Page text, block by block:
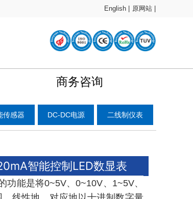
English | 原网站 |
商务咨询
传感器 DC-DC电源 二线制仪表
智能控制LED数显表
能是将0~5V、0~10V、1~5V、